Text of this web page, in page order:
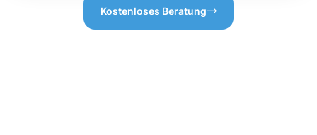
Kostenloses Beratung